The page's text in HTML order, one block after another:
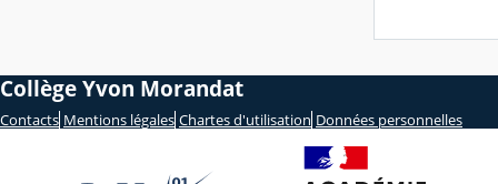
Collège Yvon Morandat
Contacts Mentions légales Chartes d'utilisation Données personnelles